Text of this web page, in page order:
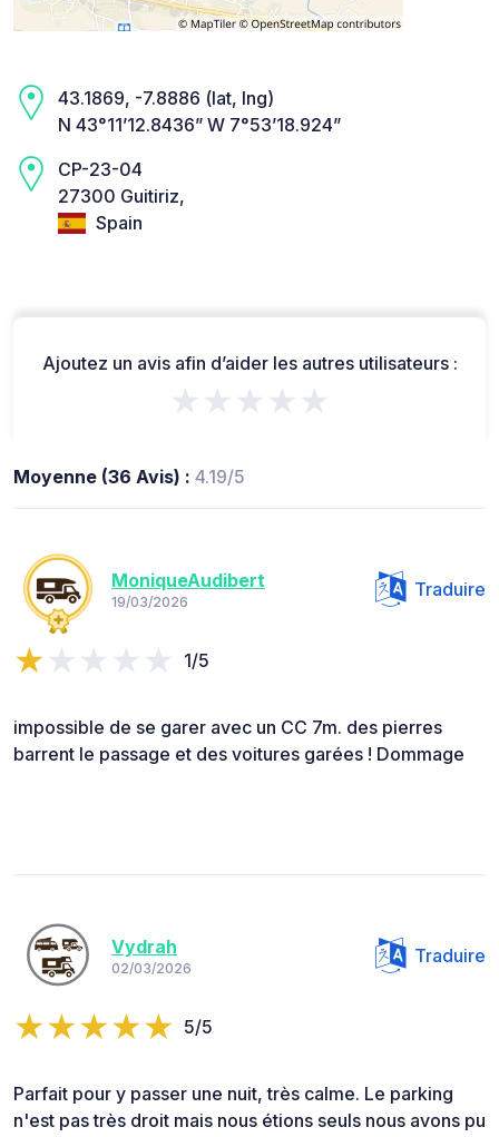
43.1869, -7.8886 (lat, lng)
N 43°11’12.8436” W 7°53’18.924”
CP-23-04
27300 Guitiriz,
Spain
Ajoutez un avis afin d’aider les autres utilisateurs :
★★★★★
Moyenne (36 Avis) : 4.19/5
MoniqueAudibert
19/03/2026
Traduire
1/5
impossible de se garer avec un CC 7m. des pierres
barrent le passage et des voitures garées ! Dommage
Vydrah
02/03/2026
Traduire
5/5
Parfait pour y passer une nuit, très calme. Le parking
n'est pas très droit mais nous étions seuls nous avons pu